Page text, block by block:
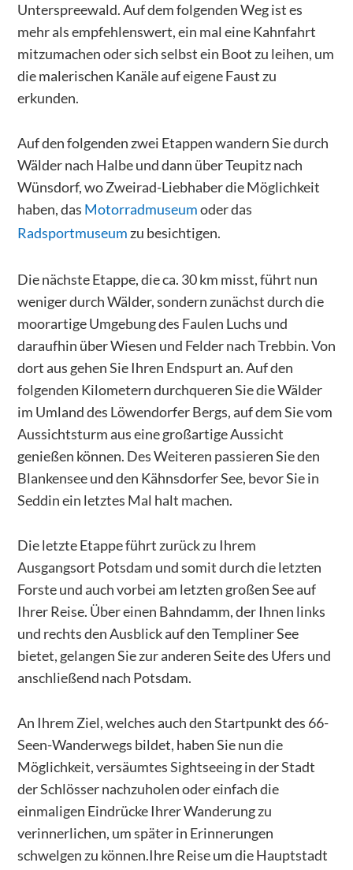
Unterspreewald. Auf dem folgenden Weg ist es
mehr als empfehlenswert, ein mal eine Kahnfahrt
mitzumachen oder sich selbst ein Boot zu leihen, um
die malerischen Kanäle auf eigene Faust zu
erkunden.
Auf den folgenden zwei Etappen wandern Sie durch
Wälder nach Halbe und dann über Teupitz nach
Wünsdorf, wo Zweirad-Liebhaber die Möglichkeit
haben, das Motorradmuseumoder das
Radsportmuseumzu besichtigen.
Die nächste Etappe, die ca. 30 km misst, führt nun
weniger durch Wälder, sondern zunächst durch die
moorartige Umgebung des Faulen Luchs und
daraufhin über Wiesen und Felder nach Trebbin. Von
dort aus gehen Sie Ihren Endspurt an. Auf den
folgenden Kilometern durchqueren Sie die Wälder
im Umland des Löwendorfer Bergs, auf dem Sie vom
Aussichtsturm aus eine großartige Aussicht
genießen können. Des Weiteren passieren Sie den
Blankensee und den Kähnsdorfer See, bevor Sie in
Seddin ein letztes Mal halt machen.
Die letzte Etappe führt zurück zu Ihrem
Ausgangsort Potsdam und somit durch die letzten
Forste und auch vorbei am letzten großen See auf
Ihrer Reise. Über einen Bahndamm, der Ihnen links
und rechts den Ausblick auf den Templiner See
bietet, gelangen Sie zur anderen Seite des Ufers und
anschließend nach Potsdam.
An Ihrem Ziel, welches auch den Startpunkt des 66-
Seen-Wanderwegs bildet, haben Sie nun die
Möglichkeit, versäumtes Sightseeing in der Stadt
der Schlösser nachzuholen oder einfach die
einmaligen Eindrücke Ihrer Wanderung zu
verinnerlichen, um später in Erinnerungen
schwelgen zu können.Ihre Reise um die Hauptstadt